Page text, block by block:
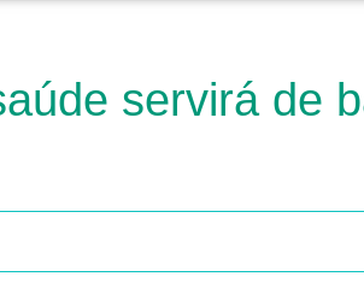
servirá de